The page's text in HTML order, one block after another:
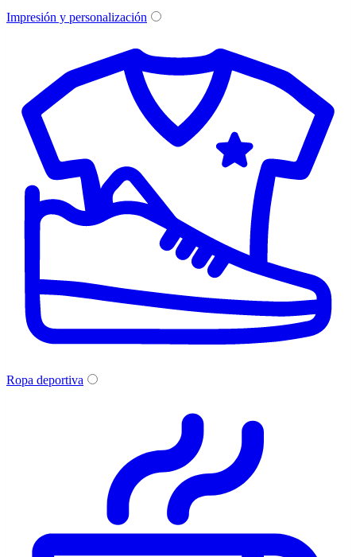
Impresión y personalización
Ropa deportiva